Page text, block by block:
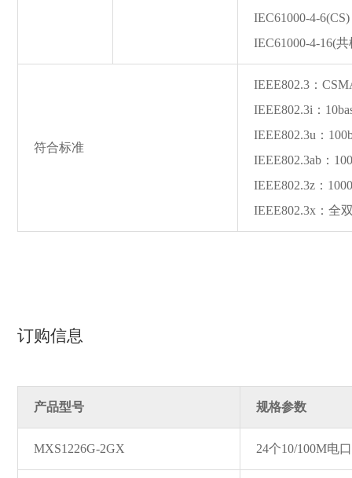
IEC61000-4-
IEC61000-4-16(
符合标准
IEEE802.3：
IEEE802.3i：10ba
IEEE802.3u：
IEEE802.3ab：
IEEE802.3z：
IEEE802.3x：全
订购信息
产品型号 规格参数
MXS1226G-2GX 24个10/100M电